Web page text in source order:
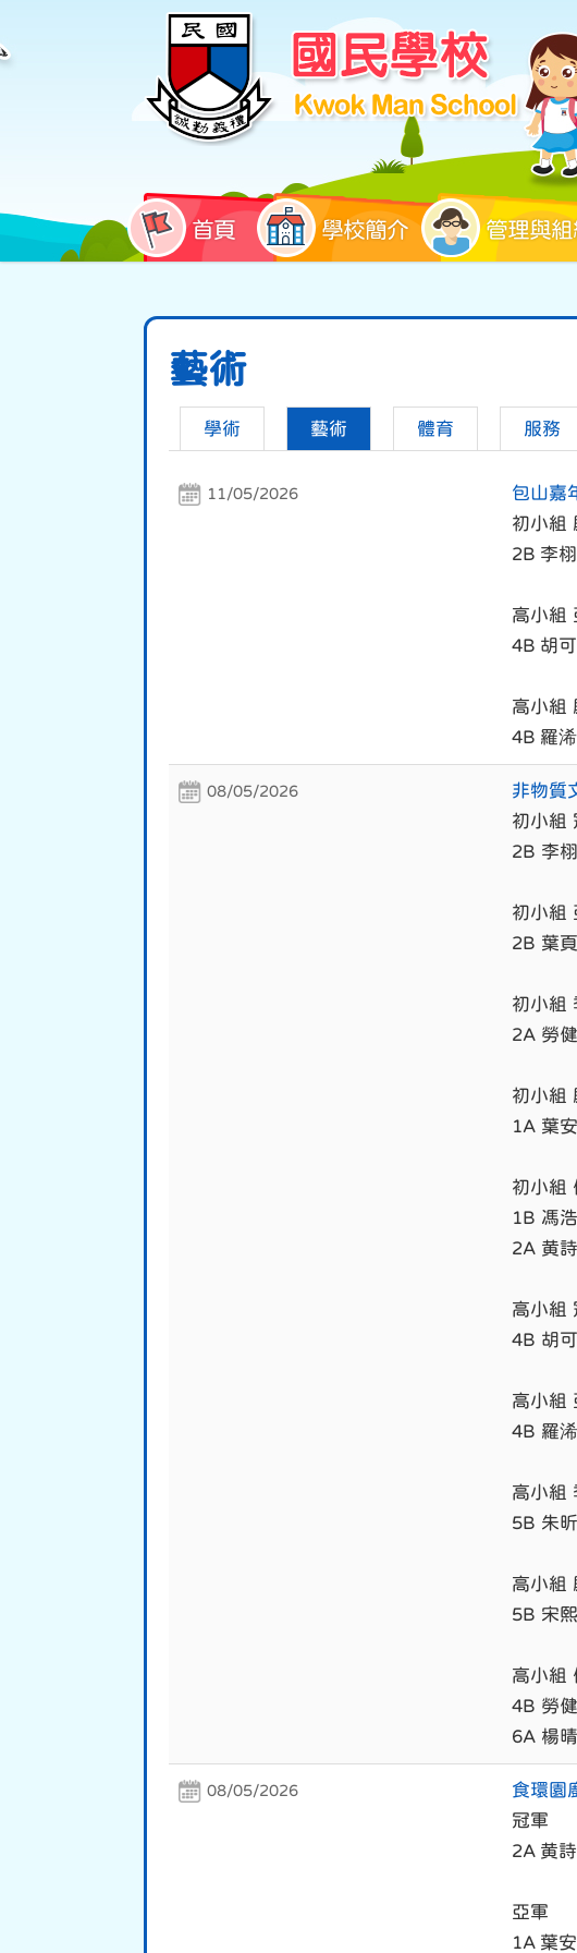
首頁 學校簡介 管理與組
藝術
學術 藝術 體育 服務
11/05/2026
包山嘉
初小組
2B 李
高小組
4B 胡
高小組
4B 羅
08/05/2026
非物質
初小組
2B 李
初小組
2B 葉頁
初小組
2A 勞
初小組
1A 葉安
初小組
1B 馮
2A 黄
高小組
4B 胡
高小組
4B 羅
高小組
5B 朱
高小組
5B 宋
高小組
4B 勞
6A 楊
08/05/2026
食環園
冠軍
2A 黄
亞軍
1A 葉安